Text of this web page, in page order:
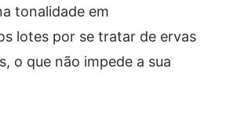
tonalidade em
lotes por se tratar de ervas
o que não impede a sua